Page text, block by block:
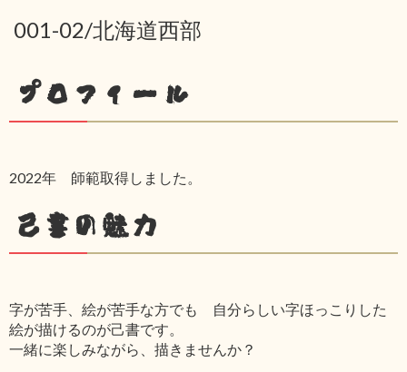
001-02/北海道西部
プロフィール
2022年 師範取得しました。
己書の魅力
字が苦手、絵が苦手な方でも 自分らしい字ほっこりした
絵が描けるのが己書です。
一緒に楽しみながら、描きませんか？